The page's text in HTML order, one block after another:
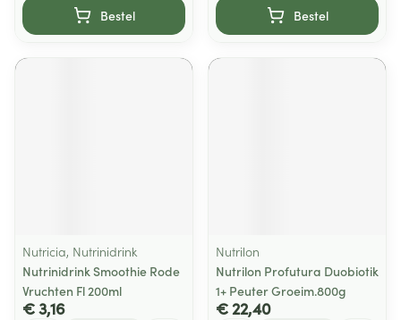
Bestel Bestel
Nutricia, Nutrinidrink
Nutrinidrink Smoothie Rode
Vruchten Fl 200ml
€ 3,16
Nutrilon
Nutrilon Profutura Duobiotik
1+ Peuter Groeim.800g
€ 22,40